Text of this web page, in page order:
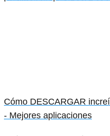
Cómo DESCARGAR
- Mejores aplicaciones